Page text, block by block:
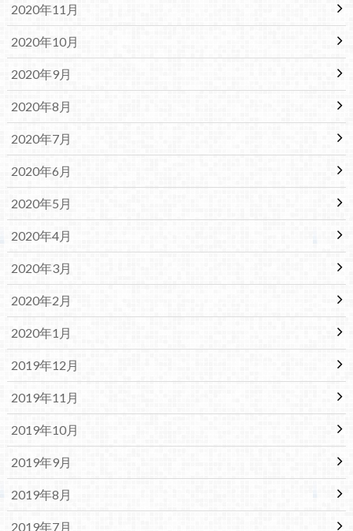
2020年11月
2020年10月
2020年9月
2020年8月
2020年7月
2020年6月
2020年5月
2020年4月
2020年3月
2020年2月
2020年1月
2019年12月
2019年11月
2019年10月
2019年9月
2019年8月
2019年7月